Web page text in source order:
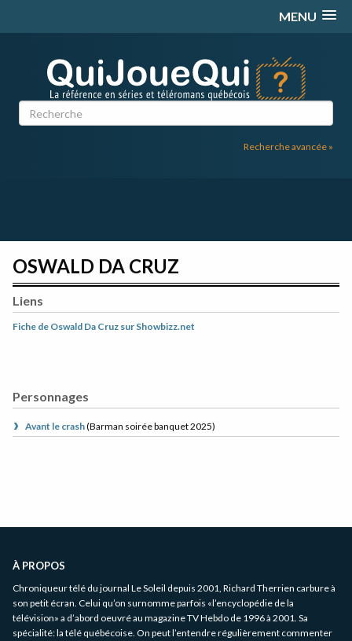
MENU
Recherche avancée »
OSWALD DA CRUZ
Liens
Fiche de Oswald Da Cruz sur Showbizz.net
Personnages
Avant le crash(Barman soirée banquet2025)
À PROPOS
Chroniqueur télé du journal Le Soleil depuis 2001, Richard Therrien carbure à
son petit écran. Celui qu’on surnomme parfois «l’encyclopédie de la
télévision» a d’abord oeuvré au magazine TV Hebdo de 1996 à 2001. Sa
spécialité: la télé québécoise. On peut l’entendre régulièrement commenter